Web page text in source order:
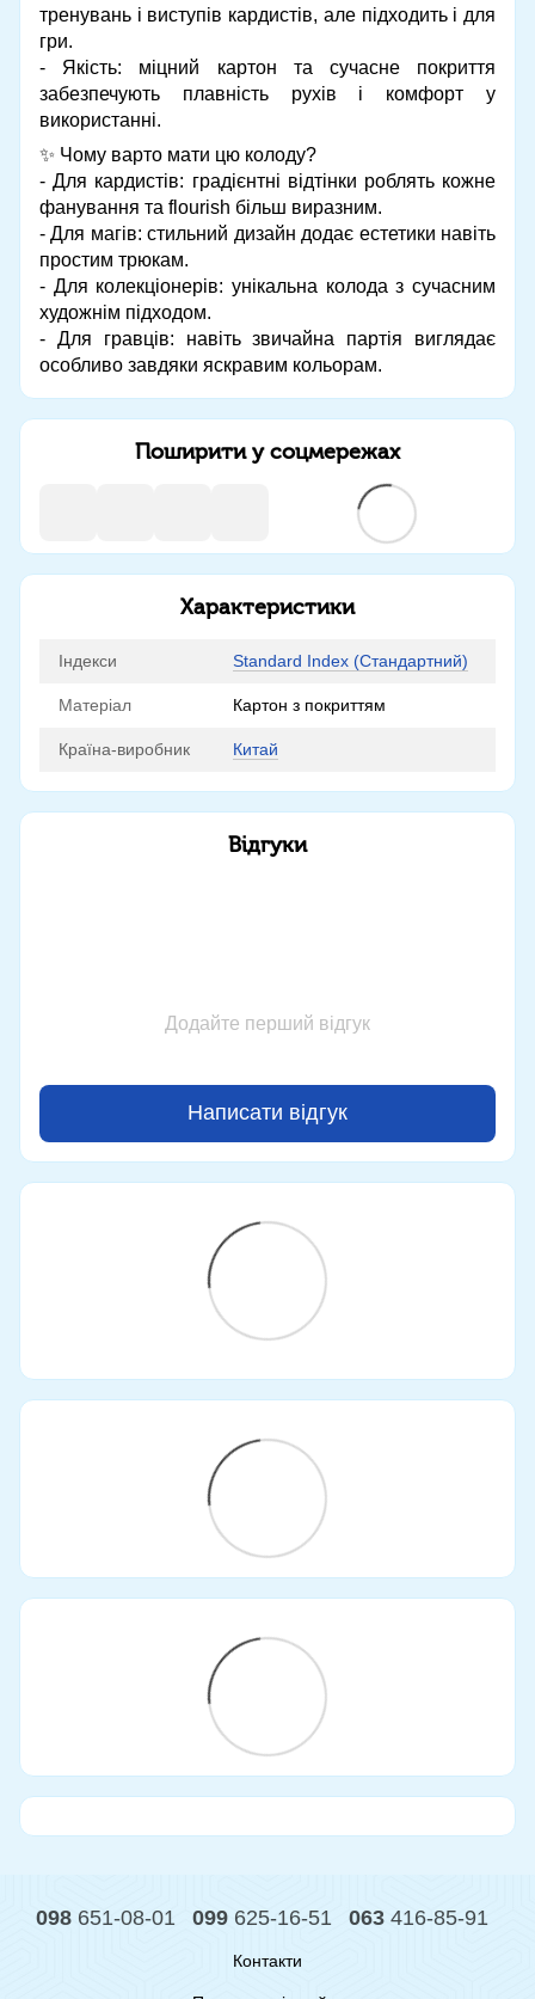
тренувань і виступів кардистів, але підходить і для
гри.
- Якість: міцний картон та сучасне покриття
забезпечують плавність рухів і комфорт у
використанні.
✨ Чому варто мати цю колоду?
- Для кардистів: градієнтні відтінки роблять кожне
фанування та flourish більш виразним.
- Для магів: стильний дизайн додає естетики навіть
простим трюкам.
- Для колекціонерів: унікальна колода з сучасним
художнім підходом.
- Для гравців: навіть звичайна партія виглядає
особливо завдяки яскравим кольорам.
Поширити у соцмережах
Характеристики
Індекси Standard Index (Стандартний)
Матеріал Картон з покриттям
Країна-виробник Китай
Відгуки
Додайте перший відгук
Написати відгук
098 651-08-01 099 625-16-51 063 416-85-91
Контакти